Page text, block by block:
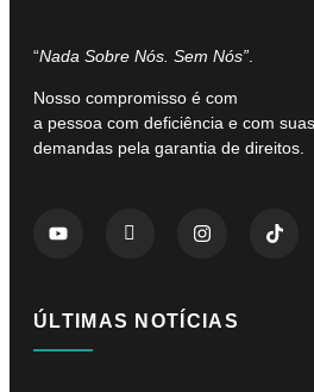
“Nada Sobre Nós. Sem Nós”
Nosso compromisso é com
a pessoa com deficiência e com
demandas pela garantia de direitos.
ÚLTIMAS NOTÍCIAS